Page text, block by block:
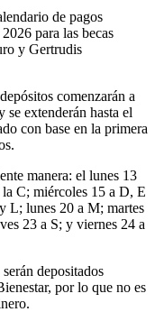
de pagos
para las becas
y Gertrudis
comenzarán a
se extenderán hasta el
con base en la primera
manera: el lunes 13
C; miércoles 15 a D, E
L; lunes 20 a M; martes
23 a S; y viernes 24 a
depositados
por lo que no es